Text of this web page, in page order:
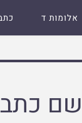
אלומות ד
שם